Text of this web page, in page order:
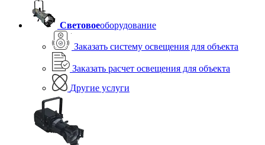
Световоеоборудование
Заказать систему освещения для объекта
Заказать расчет освещения для объекта
Другие услуги